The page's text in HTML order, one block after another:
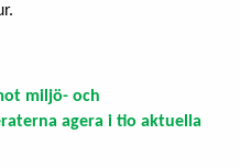
miljö- och
agera i tio aktuella